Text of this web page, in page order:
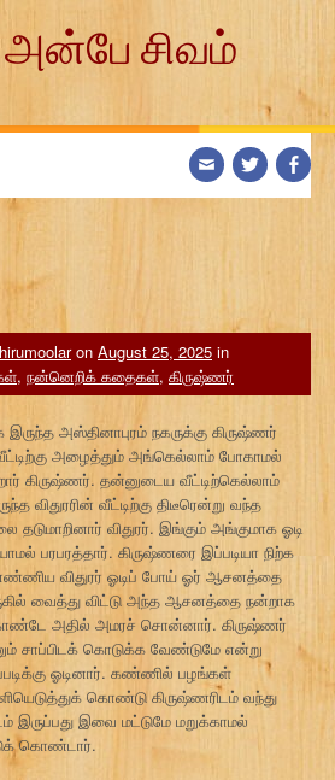
சிவம்
on August 25, 2025 in
, நன்னெறிக் கதைகள், கிருஷ்ணர்
அஸ்தினாபுரம் நகருக்கு கிருஷ்ணர்
அழைத்தும் அங்கெல்லாம் போகாமல்
கிருஷ்ணர். தன்னுடைய வீட்டிற்கெல்லாம்
விதுரரின் வீட்டிற்கு திடீரென்று வந்த
தடுமாறினார் விதுரர். இங்கும் அங்குமாக ஓடி
பரபரத்தார். கிருஷ்ணரை இப்படியா நிற்க
எண்ணிய விதுரர் ஓடிப் போய் ஓர் ஆசனத்தை
வைத்து விட்டு அந்த ஆசனத்தை நன்றாக
அதில் அமரச் சொன்னார். கிருஷ்ணர்
சாப்பிடக் கொடுக்க வேண்டுமே என்று
ஓடினார். கண்ணில் பழங்கள்
கொண்டு கிருஷ்ணரிடம் வந்து
இருப்பது இவை மட்டுமே மறுக்காமல்
கொண்டார்.